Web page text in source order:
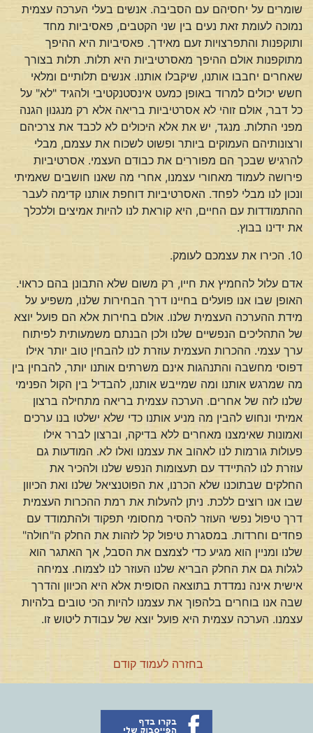
שומרים על יחסיהם עם הסביבה. אנשים בעלי הערכה עצמית
נמוכה לעומת זאת נעים בין שני הקטבים, פאסיביות מחד
ותוקפנות והתפרצויות זעם מאידך. פאסיביות היא ההיפך
מתוקפנות אולם ההיפך מאסרטיביות היא תלות. תלות בצורך
שאחרים יחבבו אותנו, שיקבלו אותנו. אנשים תלותיים ומלאי
חשש יכולים למרוד באופן כמעט אינסטנקטיבי ולהגיד "לא" על
כל דבר, אולם זוהי לא אסרטיביות בריאה אלא רק מנגנון הגנה
מפני התלות. מנגד, יש את אלא היכולים לא לכבד את צרכיהם
ורצונותיהם העמוקים ביותר ופשוט לשכוח את עצמם, מבלי
להרגיש שבכך הם מפוררים את כבודם העצמי. אסרטיביות
פירושה לעמוד מאחורי עצמנו, אחרי מה שאנו חושבים שאמיתי
ונכון לנו מבלי לפחד. האסרטיביות דוחפת אותנו קדימה לעבר
ההתמודדות עם החיים, היא קוראת לנו להיות אמיצים וללכלך
את ידינו בבוץ.
10. הכירו את עצמכם לעומק.
אדם עלול להחמיץ את חייו, רק משום שלא התבונן בהם כראוי.
האופן שבו אנו פועלים בחיינו דרך הבחירות שלנו, משפיע על
מידת ההערכה העצמית שלנו. אולם בחירות אלא הם פועל יוצא
של התהליכים הנפשיים שלנו ולכן הבנתם משמעותית לפיתוח
ערך עצמי. ההכרות העצמית עוזרת לנו להבחין טוב יותר אילו
דפוסי מחשבה והתנהגות אינם משרתים אותנו יותר, להבחין בין
מה שמרגש אותנו ומה שמייבש אותנו, להבדיל בין הקול הפנימי
שלנו לזה של אחרים. הערכה עצמית בריאה מתחילה ברצון
אמיתי ונחוש להבין מה מניע אותנו כדי שלא ישלטו בנו ערכים
ואמונות שאימצנו מאחרים ללא בדיקה, וברצון לברר אילו
פעולות גורמות לנו לאהוב את עצמנו ואלו לא. המודעות גם
עוזרת לנו להתיידד עם תעצומות הנפש שלנו ולהכיר את
החלקים שבתוכנו שלא הכרנו, את הפוטנציאל שלנו ואת הכיוון
שבו אנו רוצים ללכת. ניתן להעלות את רמת ההכרות העצמית
דרך טיפול נפשי העוזר להסיר מחסומי תפקוד ולהתמודד עם
פחדים וחרדות. במסגרת טיפול קל לזהות את החלק ה"חולה"
שלנו ומניין הוא מגיע כדי לצמצם את הסבל, אך האתגר הוא
לגלות גם את החלק הבריא שלנו העוזר לנו לצמוח. צמיחה
אישית אינה נמדדת בתוצאה הסופית אלא היא הכיוון והדרך
שבה אנו בוחרים בלהפוך את עצמנו להיות הכי טובים בלהיות
עצמנו. הערכה עצמית היא פועל יוצא של עבודת ליטוש זו.
בחזרה לעמוד קודם